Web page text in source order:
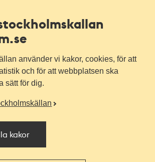
använder vi kakor, cookies, för att
och för att webbplatsen ska
sätt för dig.
kakor